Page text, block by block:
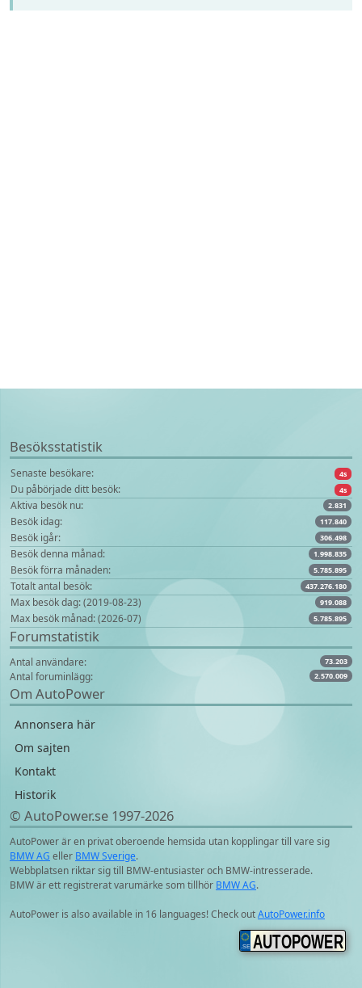
Besöksstatistik
Senaste besökare: 4s
Du påbörjade ditt besök: 4s
Aktiva besök nu: 2.831
Besök idag: 117.840
Besök igår: 306.498
Besök denna månad: 1.998.835
Besök förra månaden: 5.785.895
Totalt antal besök: 437.276.180
Max besök dag: (2019-08-23) 919.088
Max besök månad: (2026-07) 5.785.895
Forumstatistik
Antal användare: 73.203
Antal foruminlägg: 2.570.009
Om AutoPower
Annonsera här
Om sajten
Kontakt
Historik
© AutoPower.se 1997‑2026
AutoPower är en privat oberoende hemsida utan kopplingar till vare sig
BMW AG eller BMW Sverige.
Webbplatsen riktar sig till BMW-entusiaster och BMW-intresserade.
BMW är ett registrerat varumärke som tillhör BMW AG.
AutoPower is also available in 16 languages! Check outAutoPower.info
AUTOPOWER